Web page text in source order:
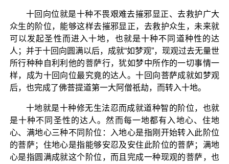
十回向位就是十种不畏艰难去摧邪显正、去救护广大
众生的阶位，能够这样去摧邪显正，去救护众生，未来就
可以发起圣性而进入十地，也就是十种不同道种性的达
人；并于十回向圆满以后，成就“如梦观”，现观过去无量世
所行种种自利利他的菩萨行，犹如梦中所作的一切事情一
样，成为十回向位最究竟的达人。十回向菩萨成就如梦观
后，也完成了佛菩提道第一大阿僧祇劫，而转入十地。
十地就是十种修无生法忍而成就道种智的阶位，也就
是十种不同圣性的达人。然而每一地都有入地心、住地
心、满地心三种不同阶位：入地心是指刚开始转入此阶位
的菩萨；住地心是指能够安忍及安住此阶位的菩萨；满地
心是指圆满成就这个阶位，而且完成一种现观的菩萨，也